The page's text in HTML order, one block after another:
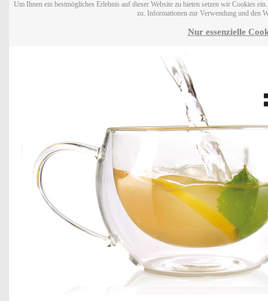
Um Ihnen ein bestmögliches Erlebnis auf dieser Website zu bieten setzen wir Cookies
zu. Informationen zur Verwendung und den
Nur essenzielle